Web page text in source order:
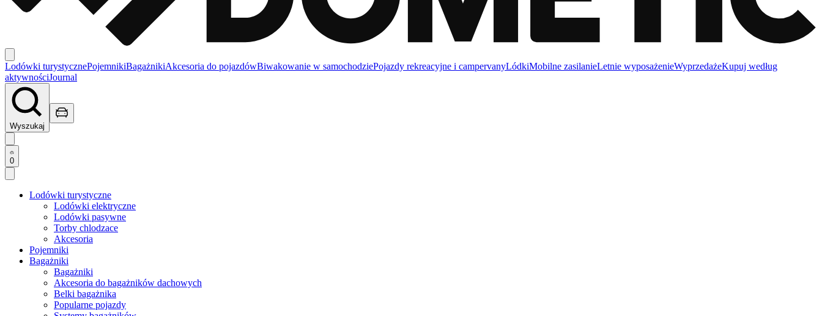
Lodówki turystycznePojemnikiBagażnikiAkcesoria do pojazdówBiwakowanie w samochodziePojazdy rekreacyjne i campervanyLódkiMobilne zasilanieLetnie wyposażenieWyprzedażeKupuj według
aktywnościJournal
Wyszukaj
0
Lodówki turystyczne
Lodówki elektryczne
Lodówki pasywne
Torby chlodzace
Akcesoria
Pojemniki
Bagażniki
Bagażniki
Akcesoria do bagażników dachowych
Belki bagażnika
Popularne pojazdy